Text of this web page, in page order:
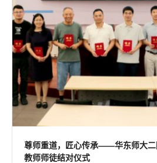
尊师重道，匠心传承——华东师大二
教师师徒结对仪式